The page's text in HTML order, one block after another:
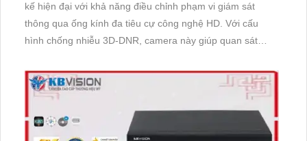
kế hiện đại với khả năng điều chỉnh phạm vi giám sát
thông qua ống kính đa tiêu cự công nghệ HD. Với cấu
hình chống nhiễu 3D-DNR, camera này giúp quan sát
yếu nhờ hồng ngoại 60m. Hơn nữa, camera này còn trang
bị công nghệ AHD, CVI, TVI và BCS giúp tiết kiệm chi phí